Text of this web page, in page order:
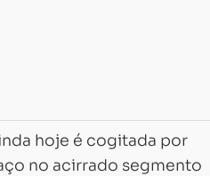
hoje é cogitada por
no acirrado segmento